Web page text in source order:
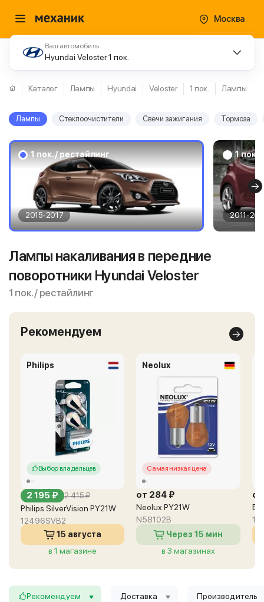
Москва
Ваш автомобиль
Hyundai Veloster 1 пок.
Каталог Лампы Hyundai Veloster 1 пок. Лампы
Лампы Стеклоочистители Свечи зажигания Тормоза
1 пок. / рестайлинг
2015-2017
1 пок.
2011-
Лампы накаливания в передние
поворотники Hyundai Veloster
1 пок. / рестайлинг
Рекомендуем
Philips
Выбор владельцев
2 195 ₽ 2 415 ₽
Philips SilverVision PY21W
12496SVB2
15 августа
в 1 магазине
Neolux
Самая низкая цена
от 284 ₽
Neolux PY21W
N58102B
Через 15 мин
в 3 магазинах
Рекомендуем Доставка Производитель